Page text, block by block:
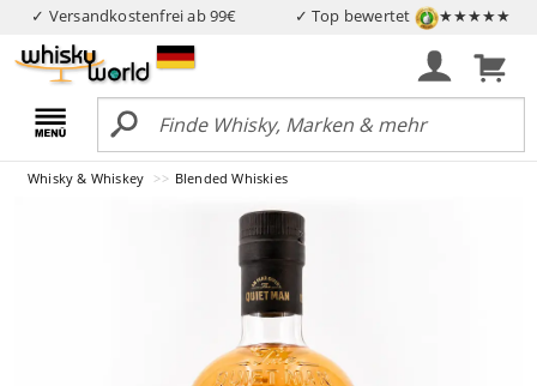
✓ Versandkostenfrei ab 99€ ✓ Top bewertet ★★★★★
Whisky & Whiskey Blended Whiskies